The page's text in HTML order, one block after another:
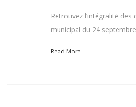
Retrouvez l’intégralité
municipal du 24
Read More...